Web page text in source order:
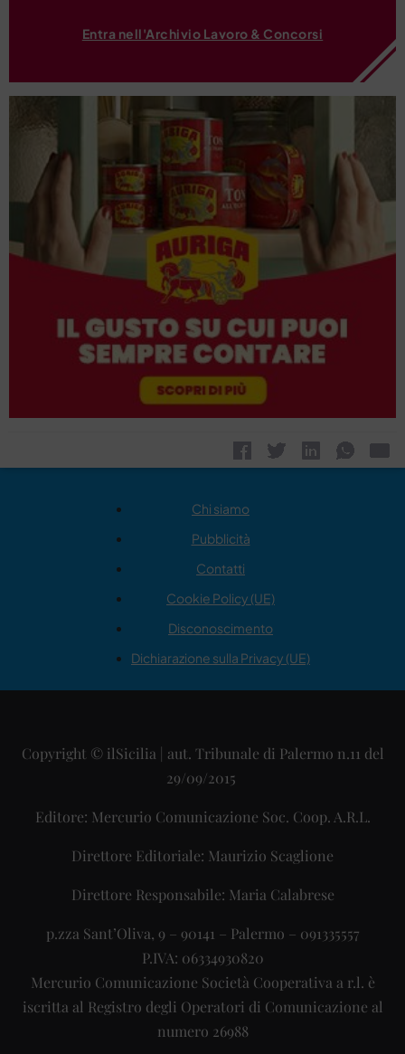
Entra nell'Archivio Lavoro & Concorsi
Chi siamo
Pubblicità
Contatti
Cookie Policy (UE)
Disconoscimento
Dichiarazione sulla Privacy (UE)
Copyright © ilSicilia | aut. Tribunale di Palermo n.11 del
29/09/2015
Editore: Mercurio Comunicazione Soc. Coop. A.R.L.
Direttore Editoriale: Maurizio Scaglione
Direttore Responsabile: Maria Calabrese
p.zza Sant’Oliva, 9 – 90141 – Palermo – 091335557
P.IVA: 06334930820
Mercurio Comunicazione Società Cooperativa a r.l. è
iscritta al Registro degli Operatori di Comunicazione al
numero 26988